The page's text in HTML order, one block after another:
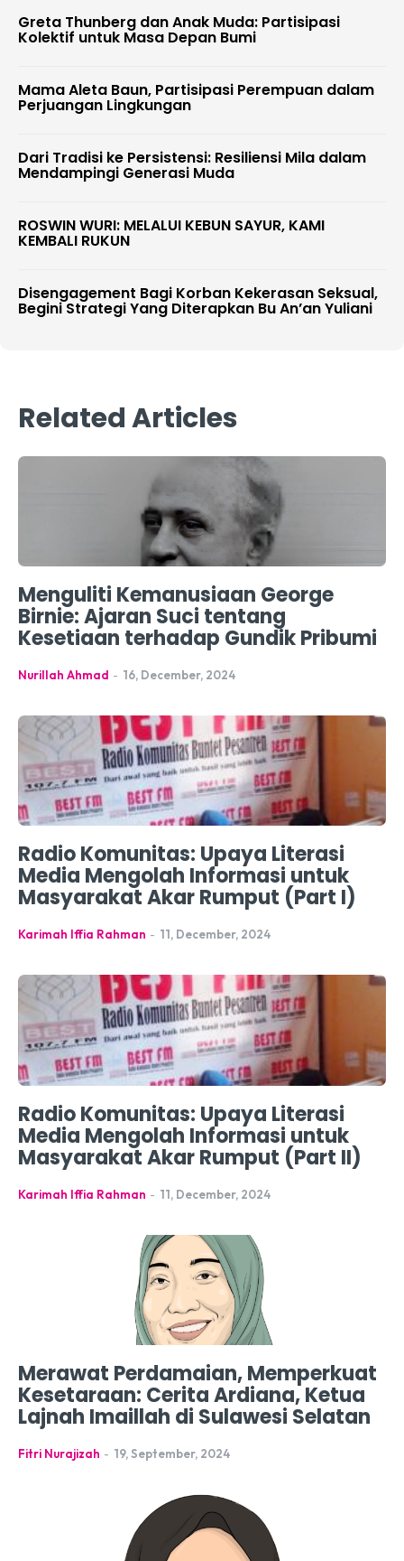
Greta Thunberg dan Anak Muda: Partisipasi
Kolektif untuk Masa Depan Bumi
Mama Aleta Baun, Partisipasi Perempuan dalam
Perjuangan Lingkungan
Dari Tradisi ke Persistensi: Resiliensi Mila dalam
Mendampingi Generasi Muda
ROSWIN WURI: MELALUI KEBUN SAYUR, KAMI
KEMBALI RUKUN
Disengagement Bagi Korban Kekerasan Seksual,
Begini Strategi Yang Diterapkan Bu An’an Yuliani
Related Articles
Menguliti Kemanusiaan George
Birnie: Ajaran Suci tentang
Kesetiaan terhadap Gundik Pribumi
Nurillah Ahmad - 16, December, 2024
Radio Komunitas: Upaya Literasi
Media Mengolah Informasi untuk
Masyarakat Akar Rumput (Part I)
Karimah Iffia Rahman - 11, December, 2024
Radio Komunitas: Upaya Literasi
Media Mengolah Informasi untuk
Masyarakat Akar Rumput (Part II)
Karimah Iffia Rahman - 11, December, 2024
Merawat Perdamaian, Memperkuat
Kesetaraan: Cerita Ardiana, Ketua
Lajnah Imaillah di Sulawesi Selatan
Fitri Nurajizah - 19, September, 2024